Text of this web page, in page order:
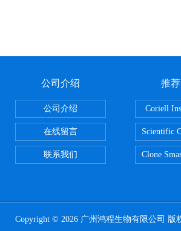
公司介绍
公司介绍
在线留言
联系我们
推
Scientific
Clone
Copyright © 2026 广州鸿程生物有限公司 版